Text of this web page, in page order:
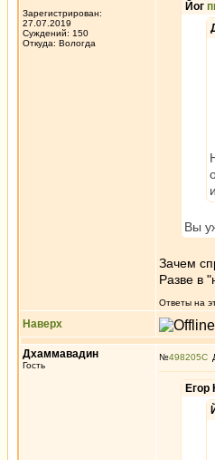
Зарегистрирован:
27.07.2019
Суждений: 150
Откуда: Вологда
Йог
Вы
Зачем
Разве в
Ответы на
Наверх
Дхаммавадин
Гость
№498205